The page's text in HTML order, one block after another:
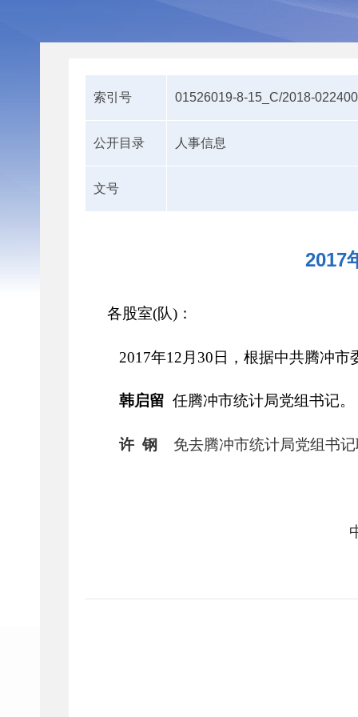
索引号 01526019-8-15_C/2018-
公开目录 人事信息
文号
2017
各股室(队) ：
2017年12 月 30日，根据中共腾冲市
韩启留 任腾冲市统计局党组书记。
许 钢 免去腾冲市统计局党组书